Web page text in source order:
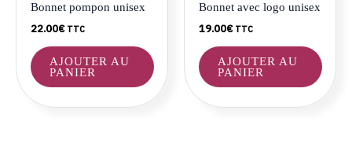
Bonnet pompon unisex
22.00€ TTC
AJOUTER AU
PANIER
Bonnet avec logo unisex
19.00€ TTC
AJOUTER AU
PANIER